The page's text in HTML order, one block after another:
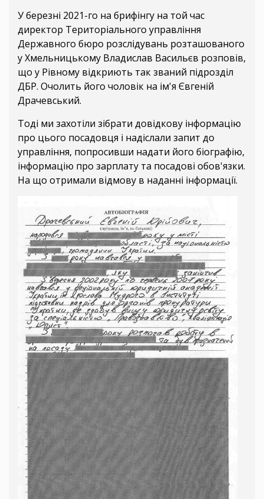
У березні 2021-го на брифінгу на той час
директор Територіального управління
Державного бюро розслідувань розташованого
у Хмельницькому Владислав Васильєв розповів,
що у Рівному відкриють так званий підрозділ
ДБР. Очолить його чоловік на ім'я Євгеній
Драчевський.
Тоді ми захотіли зібрати довідкову інформацію
про цього посадовця і надіслали запит до
управління, попросивши надати його біографію,
інформацію про зарплату та посадові обов'язки.
На що отримали відмову в наданні інформації.